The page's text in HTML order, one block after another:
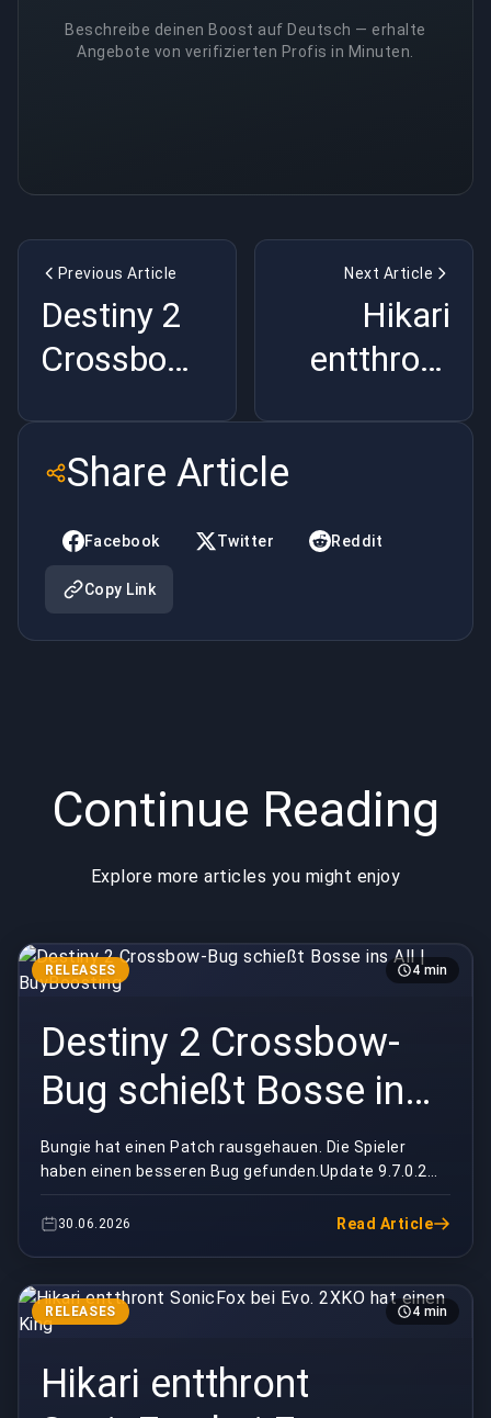
Beschreibe deinen Boost auf Deutsch — erhalte
Angebote von verifizierten Profis in Minuten.
Previous Article
Destiny 2
Crossbow-
schießt
Bosse ins
All |
BuyBoosting
Next Article
Hikari
entthront
einen King
Share Article
Facebook Twitter Reddit
Copy Link
Continue Reading
Explore more articles you might enjoy
RELEASES 4 min
Destiny 2 Crossbow-
Bug schießt Bosse ins
All | BuyBoosting
Bungie hat einen Patch rausgehauen. Die Spieler
haben einen besseren Bug gefunden.Update 9.7.0.2
sollte ruhig werden. Ein paar Zahlen geschraubt, die ...
30.06.2026 Read Article
RELEASES 4 min
Hikari entthront